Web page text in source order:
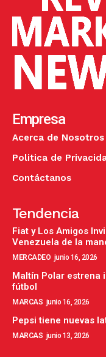
Empresa
Acerca de Nosotros
Politica de
Contáctanos
Tendencia
Fiat y Los Amigos
Venezuela de la
MERCADEO junio 16, 2026
Maltín Polar estrena
fútbol
MARCAS junio 16, 2026
Pepsi tiene nuevas
MARCAS junio 13, 2026